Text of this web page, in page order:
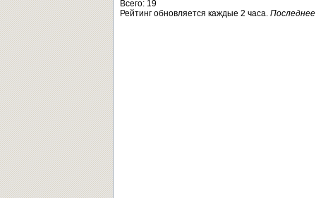
Всего: 19
Рейтинг обновляется каждые 2 часа.